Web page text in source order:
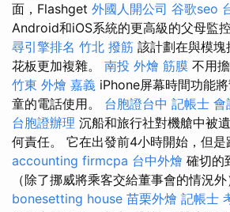
面，Flashget 外國人開公司 谷歌seo
Android和iOS系統的更高級的父母監
尋引擎排名 竹北 撥筋 該計劃在與模
花板更加複雜。 南投 外燴 筋膜 不用
竹東 外燴 嘉義 iPhone屏幕時間功能
童的電話使用。 台胞證台中 記帳士 會
台胞證辦理 沉船和旅行社對機艙中被
何責任。 它在出發前4小時開始，但是
accounting firmcpa 台中外燴 確切的
（除了挪威將乘客交給董事會的情況外
bonesetting house 苗栗外燴 記帳士